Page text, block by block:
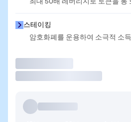
최대 50배 레버리지로 토큰을 롱
스테이킹
암호화폐를 운용하여 소극적 소